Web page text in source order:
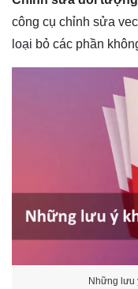
công cụ chỉnh sửa
loại bỏ các phần
Những lưu